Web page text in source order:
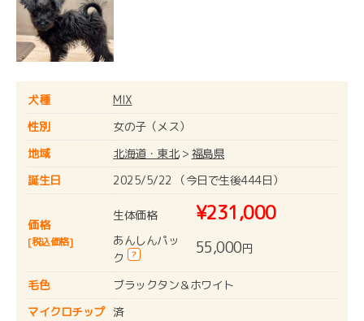
犬種
MIX
性別
女の子（メス）
地域
北海道・東北> 福島県
誕生日
2025/5/22 （今日で生後444日）
価格
[税込価格]
生体価格 ¥231,000
あんしんパッ
ク
? 55,000円
毛色
ブラックタン＆ホワイト
マイクロチップ 済